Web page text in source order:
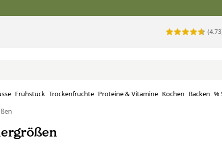
Frühstück Trockenfrüchte Proteine ​​& Vitamine Kochen Backen %